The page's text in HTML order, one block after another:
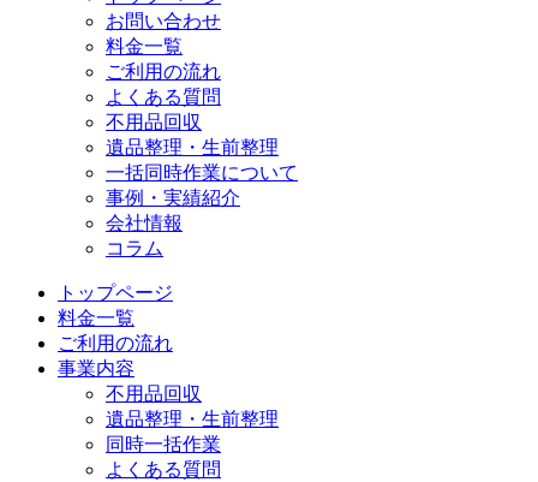
お問い合わせ
料金一覧
ご利用の流れ
よくある質問
不用品回収
遺品整理・生前整理
一括同時作業について
事例・実績紹介
会社情報
コラム
トップページ
料金一覧
ご利用の流れ
事業内容
不用品回収
遺品整理・生前整理
同時一括作業
よくある質問